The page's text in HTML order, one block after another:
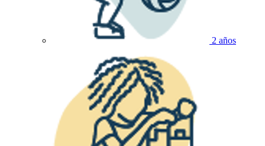
2 años